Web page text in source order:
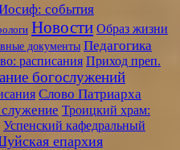
события
Новости Образ жизни
документы Педагогика
расписания Приход преп.
богослужений
Слово Патриарха
Троицкий храм:
Успенский кафедральный
епархия